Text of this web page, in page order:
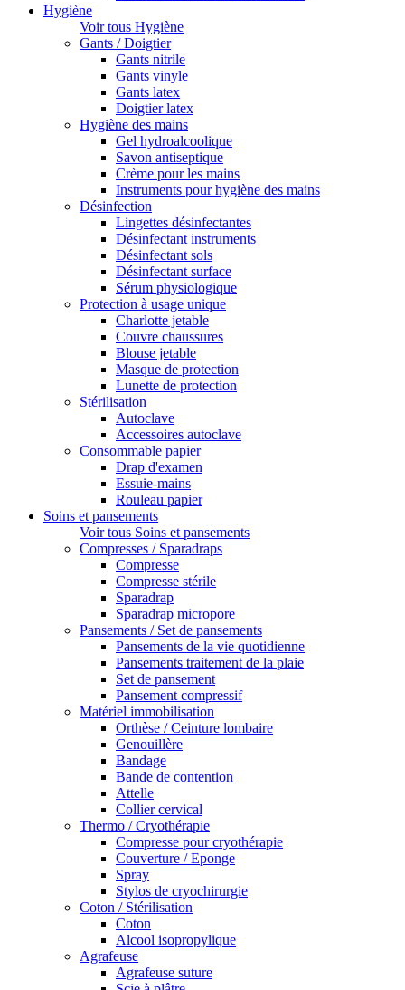
Hygiène
Voir tous Hygiène
Gants / Doigtier
Gants nitrile
Gants vinyle
Gants latex
Doigtier latex
Hygiène des mains
Gel hydroalcoolique
Savon antiseptique
Crème pour les mains
Instruments pour hygiène des mains
Désinfection
Lingettes désinfectantes
Désinfectant instruments
Désinfectant sols
Désinfectant surface
Sérum physiologique
Protection à usage unique
Charlotte jetable
Couvre chaussures
Blouse jetable
Masque de protection
Lunette de protection
Stérilisation
Autoclave
Accessoires autoclave
Consommable papier
Drap d'examen
Essuie-mains
Rouleau papier
Soins et pansements
Voir tous Soins et pansements
Compresses / Sparadraps
Compresse
Compresse stérile
Sparadrap
Sparadrap micropore
Pansements / Set de pansements
Pansements de la vie quotidienne
Pansements traitement de la plaie
Set de pansement
Pansement compressif
Matériel immobilisation
Orthèse / Ceinture lombaire
Genouillère
Bandage
Bande de contention
Attelle
Collier cervical
Thermo / Cryothérapie
Compresse pour cryothérapie
Couverture / Eponge
Spray
Stylos de cryochirurgie
Coton / Stérilisation
Coton
Alcool isopropylique
Agrafeuse
Agrafeuse suture